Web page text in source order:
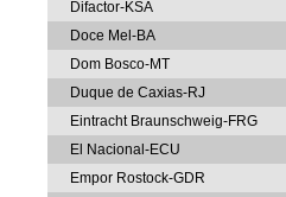
Difactor-KSA
Doce Mel-BA
Dom Bosco-MT
Duque de Caxias-RJ
Eintracht Braunschweig-FRG
El Nacional-ECU
Empor Rostock-GDR